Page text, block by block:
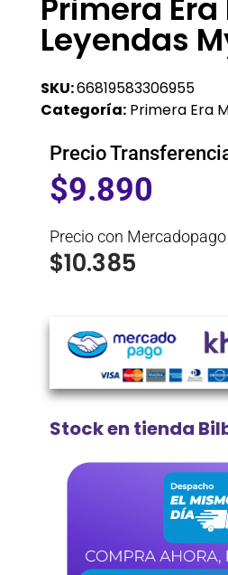
Primera Era
Leyendas
SKU:66819583306955
Categoría: Primera Era
Precio
$9.890
Precio con Mercadopago
$10.385
Stock en tienda